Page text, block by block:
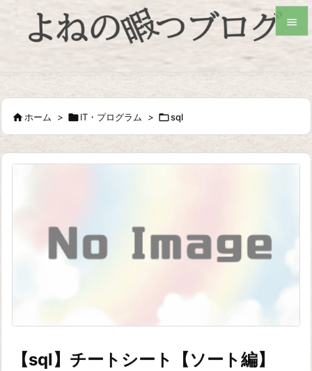

ホーム > IT・プログラム > sql
【sql】チートシート【ソート編】